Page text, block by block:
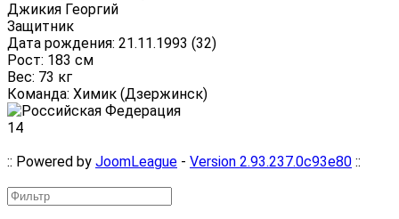
Джикия Георгий
Защитник
Дата рождения: 21.11.1993 (32)
Рост: 183 см
Вес: 73 кг
Команда: Химик (Дзержинск)
14
:: Powered by JoomLeague - Version 2.93.237.0c93e80 ::